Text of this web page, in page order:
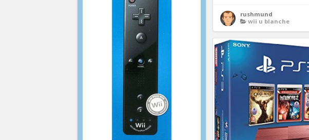
rushmund
wii u blanche